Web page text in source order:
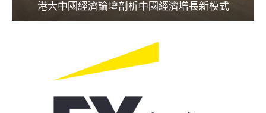
港大中國經濟論壇剖析中國經濟增長新模式